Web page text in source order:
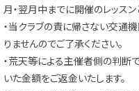
月・翌月中までに開催のレッスン
・当クラブの責に帰さない交通
りませんのでご了承ください。‬
・荒天等による主催者側の判断
いた金額をご返金いたします。